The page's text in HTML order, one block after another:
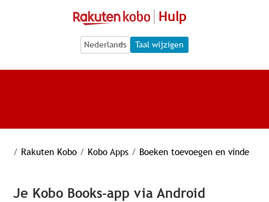
Hulp
Language Selection
Language Selection
Taal wijzigen
/ Rakuten Kobo / Kobo Apps / Boeken toevoegen en vinde
Je Kobo Books-app via Android